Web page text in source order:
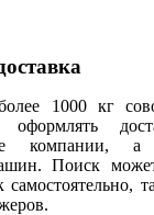
1000 кг
оформлять
компании,
Поиск может
самостоятельно,